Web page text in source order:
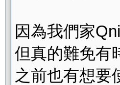
因為我們家
但真的難免有
之前也有想要